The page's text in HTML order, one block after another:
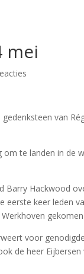
mei
van
te landen in de
Hackwood
keer leden
gekomen.
voor
de heer